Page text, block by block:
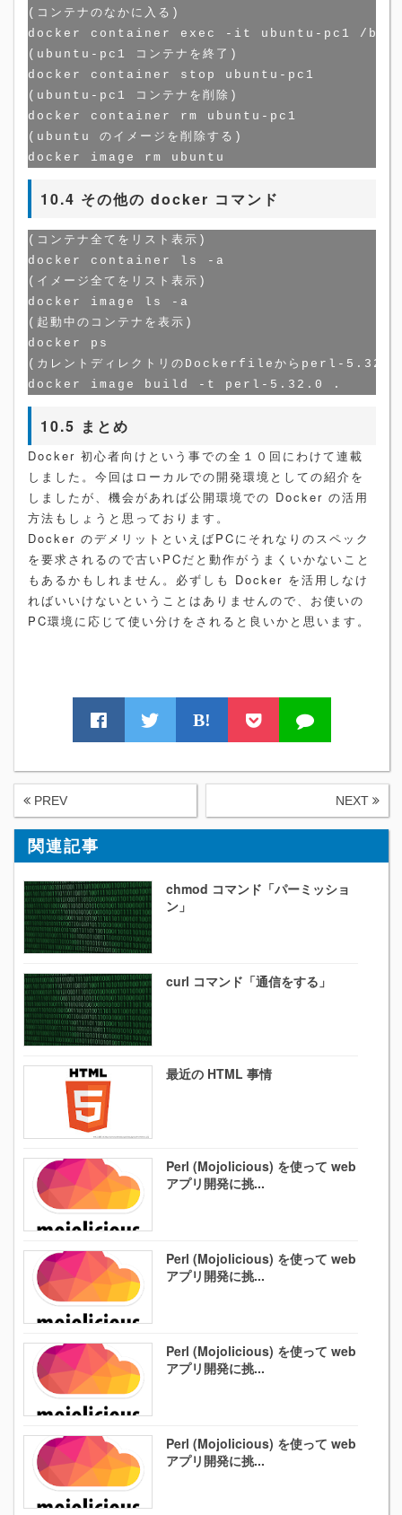
(コンテナのなかに入る)
docker container exec -it ubuntu-pc1 /bin/
(ubuntu-pc1 コンテナを終了)
docker container stop ubuntu-pc1
(ubuntu-pc1 コンテナを削除)
docker container rm ubuntu-pc1
(ubuntu のイメージを削除する)
10.4 その他の docker コマンド
(コンテナ全てをリスト表示)
docker container ls -a
(イメージ全てをリスト表示)
docker image ls -a
(起動中のコンテナを表示)
docker ps
(カレントディレクトリのDockerfileからperl-5.32.0と
10.5 まとめ
Docker 初心者向けという事での全１０回にわけて連載
しました。今回はローカルでの開発環境としての紹介を
しましたが、機会があれば公開環境での Docker の活用
方法もしょうと思っております。
Docker のデメリットといえばPCにそれなりのスペック
を要求されるので古いPCだと動作がうまくいかないこと
もあるかもしれません。必ずしも Docker を活用しなけ
ればいいけないということはありませんので、お使いの
PC環境に応じて使い分けをされると良いかと思います。
B!
PREV NEXT
関連記事
chmod コマンド「パーミッショ
ン」
curl コマンド「通信をする」
最近の HTML 事情
Perl (Mojolicious) を使って web
アプリ開発に挑...
Perl (Mojolicious) を使って web
アプリ開発に挑...
Perl (Mojolicious) を使って web
アプリ開発に挑...
Perl (Mojolicious) を使って web
アプリ開発に挑...